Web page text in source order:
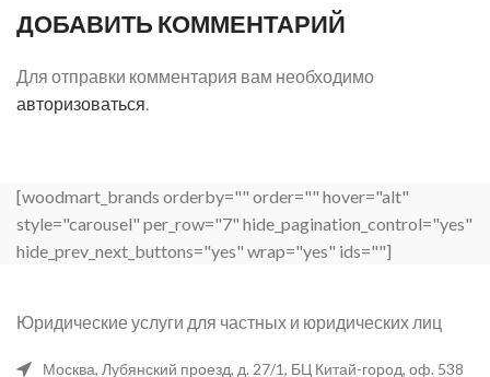
ДОБАВИТЬ КОММЕНТАРИЙ
Для отправки комментария вам необходимо
авторизоваться.
[woodmart_brands orderby="" order="" hover="alt"
style="carousel" per_row="7" hide_pagination_control="yes"
hide_prev_next_buttons="yes" wrap="yes" ids=""]
Юридические услуги для частных и юридических лиц
Москва, Лубянский проезд, д. 27/1, БЦ Китай-город, оф. 538